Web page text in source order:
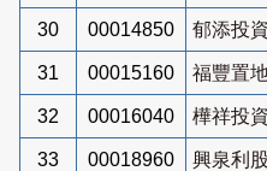
30 00014850 郁添投
31 00015160 福豐置
32 00016040 樺祥投
33 00018960 興泉利